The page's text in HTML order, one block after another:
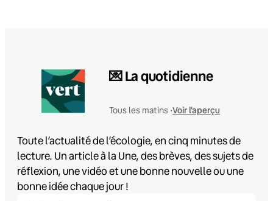
💌 La quotidienne
Tous les matins •Voir l'aperçu
Toute l’actualité de l’écologie, en cinq minutes de
lecture. Un article à la Une, des brèves, des sujets de
réflexion, une vidéo et une bonne nouvelle ou une
bonne idée chaque jour !